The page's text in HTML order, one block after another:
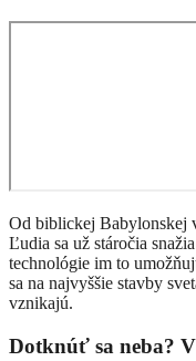
Od biblickej Babylonskej
Ľudia sa už stáročia
technológie im to
sa na najvyššie stavby
vznikajú.
Dotknúť sa neba?